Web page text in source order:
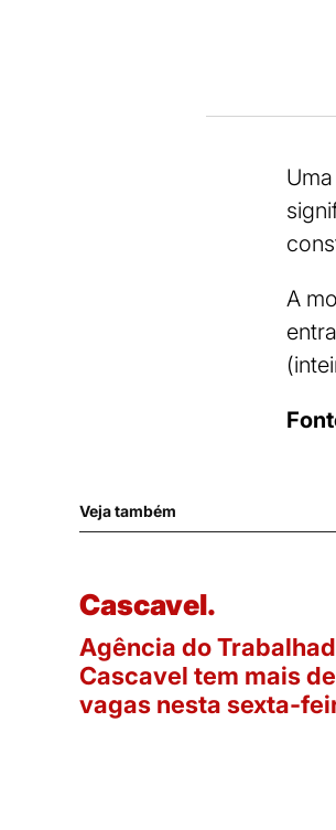
A
Veja também
Cascavel.
Agência do
Cascavel tem mais
vagas nesta sexta-